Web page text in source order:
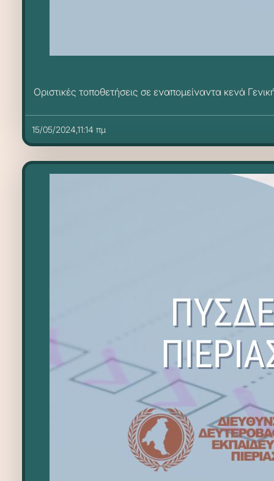
Οριστικές τοποθετήσεις σε εναπομείναντα κενά
15/05/2024,11:14 πμ